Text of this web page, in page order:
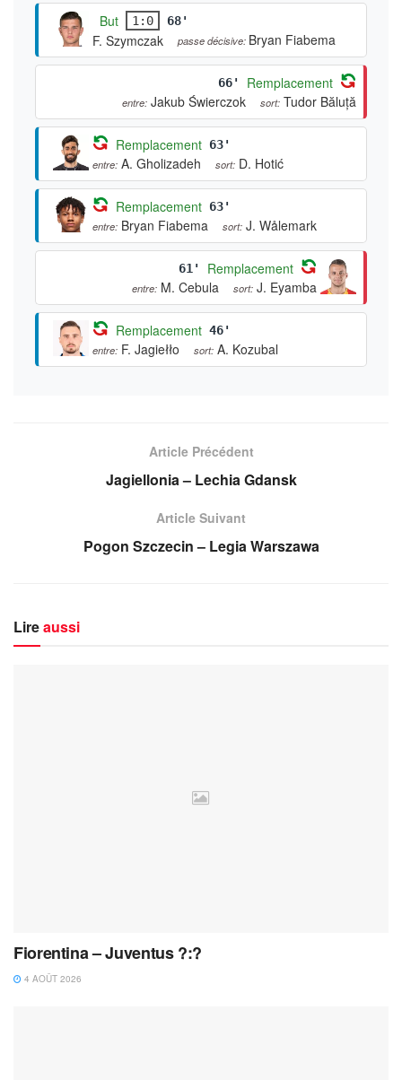
But 1:0 68'
F. Szymczak passe décisive: Bryan Fiabema
66' Remplacement
entre: Jakub Świerczok sort: Tudor Băluță
Remplacement 63'
entre: A. Gholizadeh sort: D. Hotić
Remplacement 63'
entre: Bryan Fiabema sort: J. Wålemark
61' Remplacement
entre: M. Cebula sort: J. Eyamba
Remplacement 46'
entre: F. Jagiełło sort: A. Kozubal
Article Précédent
Jagiellonia – Lechia Gdansk
Article Suivant
Pogon Szczecin – Legia Warszawa
Lireaussi
Fiorentina – Juventus ?:?
4 AOÛT 2026